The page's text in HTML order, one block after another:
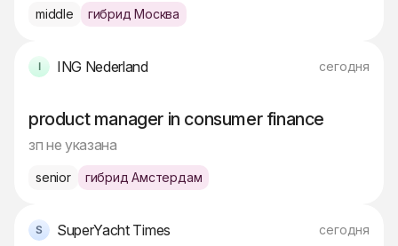
middle гибрид Москва
ING Nederland сегодня
product manager in consumer finance
зп не указана
senior гибрид Амстердам
SuperYacht Times сегодня